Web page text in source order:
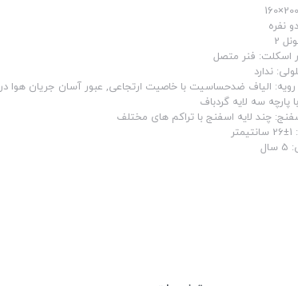
نفره
2
اسکلت: فنر متصل
ندارد
الیاف ضدحساسیت با خاصیت ارتجاعی, عبور آسان جریان هوا
پارچه سه لایه گردباف
چند لایه اسفنج با تراکم های مختلف